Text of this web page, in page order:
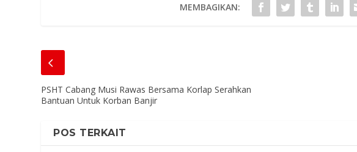
MEMBAGIKAN:
PSHT Cabang Musi Rawas Bersama Korlap Serahkan
Bantuan Untuk Korban Banjir
POS TERKAIT